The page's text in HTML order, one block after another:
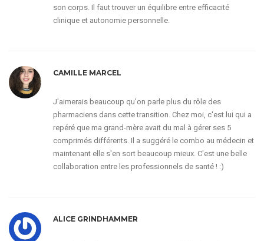
son corps. Il faut trouver un équilibre entre efficacité
clinique et autonomie personnelle.
CAMILLE MARCEL
J'aimerais beaucoup qu'on parle plus du rôle des
pharmaciens dans cette transition. Chez moi, c'est lui qui a
repéré que ma grand-mère avait du mal à gérer ses 5
comprimés différents. Il a suggéré le combo au médecin et
maintenant elle s'en sort beaucoup mieux. C'est une belle
collaboration entre les professionnels de santé ! :)
ALICE GRINDHAMMER